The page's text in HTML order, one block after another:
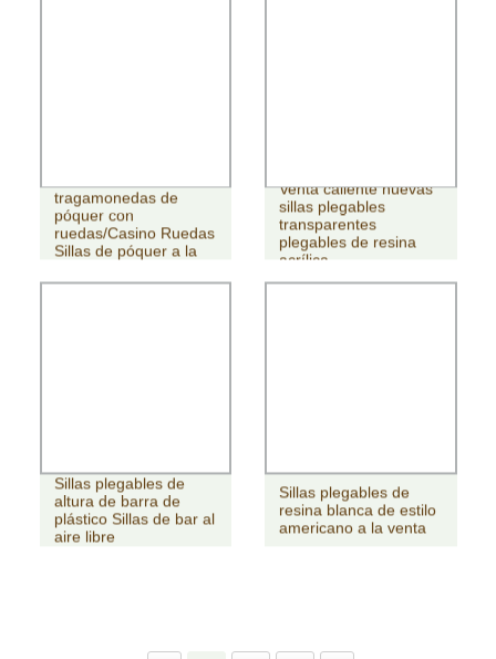
tragamonedas de
póquer con
ruedas/Casino Ruedas
Sillas de póquer a la
Venta caliente nuevas
sillas plegables
transparentes
plegables de resina
acrílica
Sillas plegables de
altura de barra de
plástico Sillas de bar al
aire libre
Sillas plegables de
resina blanca de estilo
americano a la venta